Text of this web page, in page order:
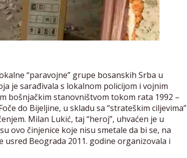
“paravojne” grupe bosanskih Srba u
je sarađivala s lokalnom policijom i vojnim
bošnjačkim stanovništvom tokom rata 1992 –
do Bijeljine, u skladu sa “strateškim ciljevima”
Milan Lukić, taj “heroj”, uhvaćen je u
ovo činjenice koje nisu smetale da bi se, na
Beograda 2011. godine organizovala i